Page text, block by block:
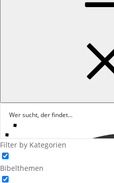
Filter by Kategorien
Bibelthemen